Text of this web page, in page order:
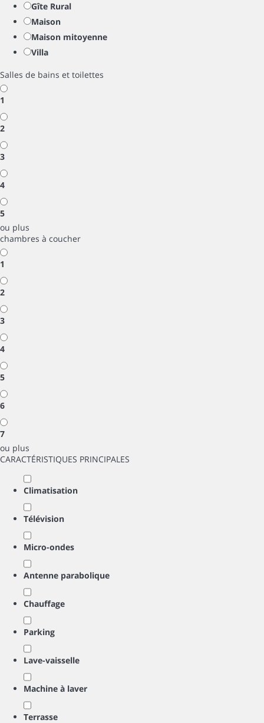
Gîte Rural
Maison
Maison mitoyenne
Villa
Salles de bains et toilettes
1
2
3
4
5
ou plus
chambres à coucher
1
2
3
4
5
6
7
ou plus
CARACTÉRISTIQUES PRINCIPALES
Climatisation
Télévision
Micro-ondes
Antenne parabolique
Chauffage
Parking
Lave-vaisselle
Machine à laver
Terrasse